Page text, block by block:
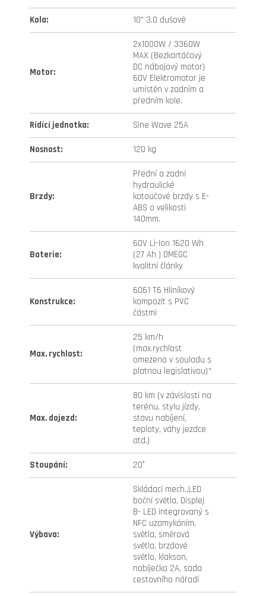
Kola: 10" 3.0 dušové
Motor:
2x1000W / 3360W
MAX (Bezkartáčový
DC nábojový motor)
60V Elektromotor je
umístěn v zadním a
předním kole.
Rídící jednotka: Sine Wave 25A
Nosnost: 120 kg
Brzdy:
Přední a zadní
hydraulické
kotoučové brzdy s E-
ABS o velikosti
140mm.
Baterie:
60V Li-Ion 1620 Wh
(27 Ah ) DMEGC
kvalitní články
Konstrukce:
6061 T6 Hliníkový
kompozit s PVC
částmi
Max. rychlost:
25 km/h
(max.rychlost
omezena v souladu s
platnou legislativou)*
Max. dojezd:
80 km (v závislosti na
terénu, stylu jízdy,
stavu nabíjení,
teploty, váhy jezdce
atd.)
Stoupání: 20°
Výbava:
Skládací mech.,LED
boční světla, Displej
B- LED integrovaný s
NFC uzamykáním,
světla, směrová
světla, brzdové
světlo, klakson,
nabíječka 2A, sada
cestovního nářadí